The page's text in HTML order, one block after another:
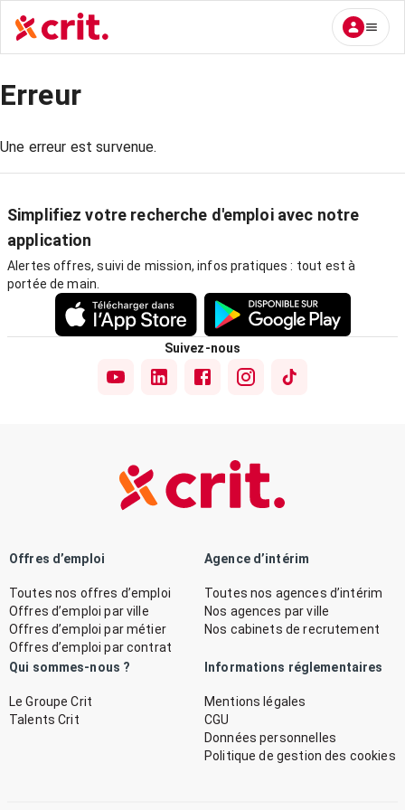
Erreur
Une erreur est survenue.
Simplifiez votre recherche d'emploi avec notre
application
Alertes offres, suivi de mission, infos pratiques : tout est à
portée de main.
Suivez-nous
Offres d’emploi
Toutes nos offres d’emploi
Offres d’emploi par ville
Offres d’emploi par métier
Offres d’emploi par contrat
Agence d’intérim
Toutes nos agences d’intérim
Nos agences par ville
Nos cabinets de recrutement
Qui sommes-nous ?
Le Groupe Crit
Talents Crit
Informations réglementaires
Mentions légales
CGU
Données personnelles
Politique de gestion des cookies